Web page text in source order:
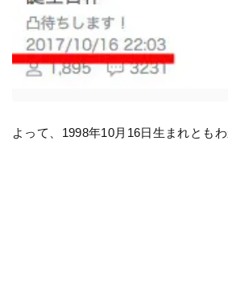
よって、1998年10月16日生まれともわ